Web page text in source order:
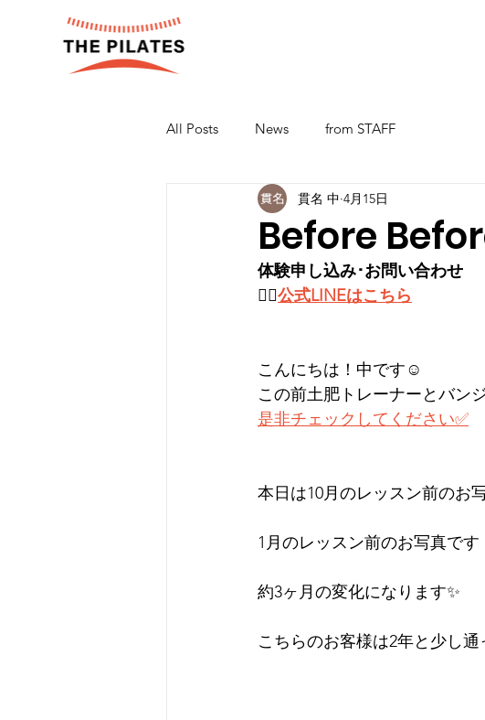
All Posts News from STAFF
Before
貫名 中 4月15日
体験申し込み･お問い合わせ
👉🏻公式LINEはこちら
こんにちは！中です☺︎
この前土肥トレーナーとバン
是非チェックしてください✅
本日は10月のレッスン前のお
1月のレッスン前のお写真です
約3ヶ月の変化になります✨
こちらのお客様は2年と少し通